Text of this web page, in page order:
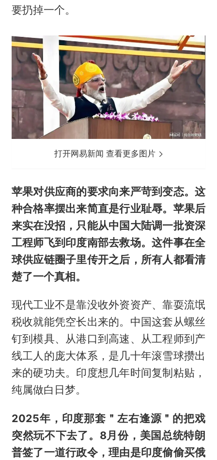
要扔掉一个。
打开网易新闻 查看更多图片
苹果对供应商的要求向来严苛到变态。这
种合格率摆出来简直是行业耻辱。苹果后
来实在没招，只能从中国大陆调一批资深
工程师飞到印度南部去救场。这件事在全
球供应链圈子里传开之后，所有人都看清
楚了一个真相。
现代工业不是靠没收外资资产、靠耍流氓
税收就能凭空长出来的。中国这套从螺丝
钉到模具、从港口到高速、从工程师到产
线工人的庞大体系，是几十年滚雪球攒出
来的硬功夫。印度想几年时间复制粘贴，
纯属做白日梦。
2025年，印度那套＂左右逢源＂的把戏
突然玩不下去了。8月份，美国总统特朗
普签了一道行政令，理由是印度偷偷买俄